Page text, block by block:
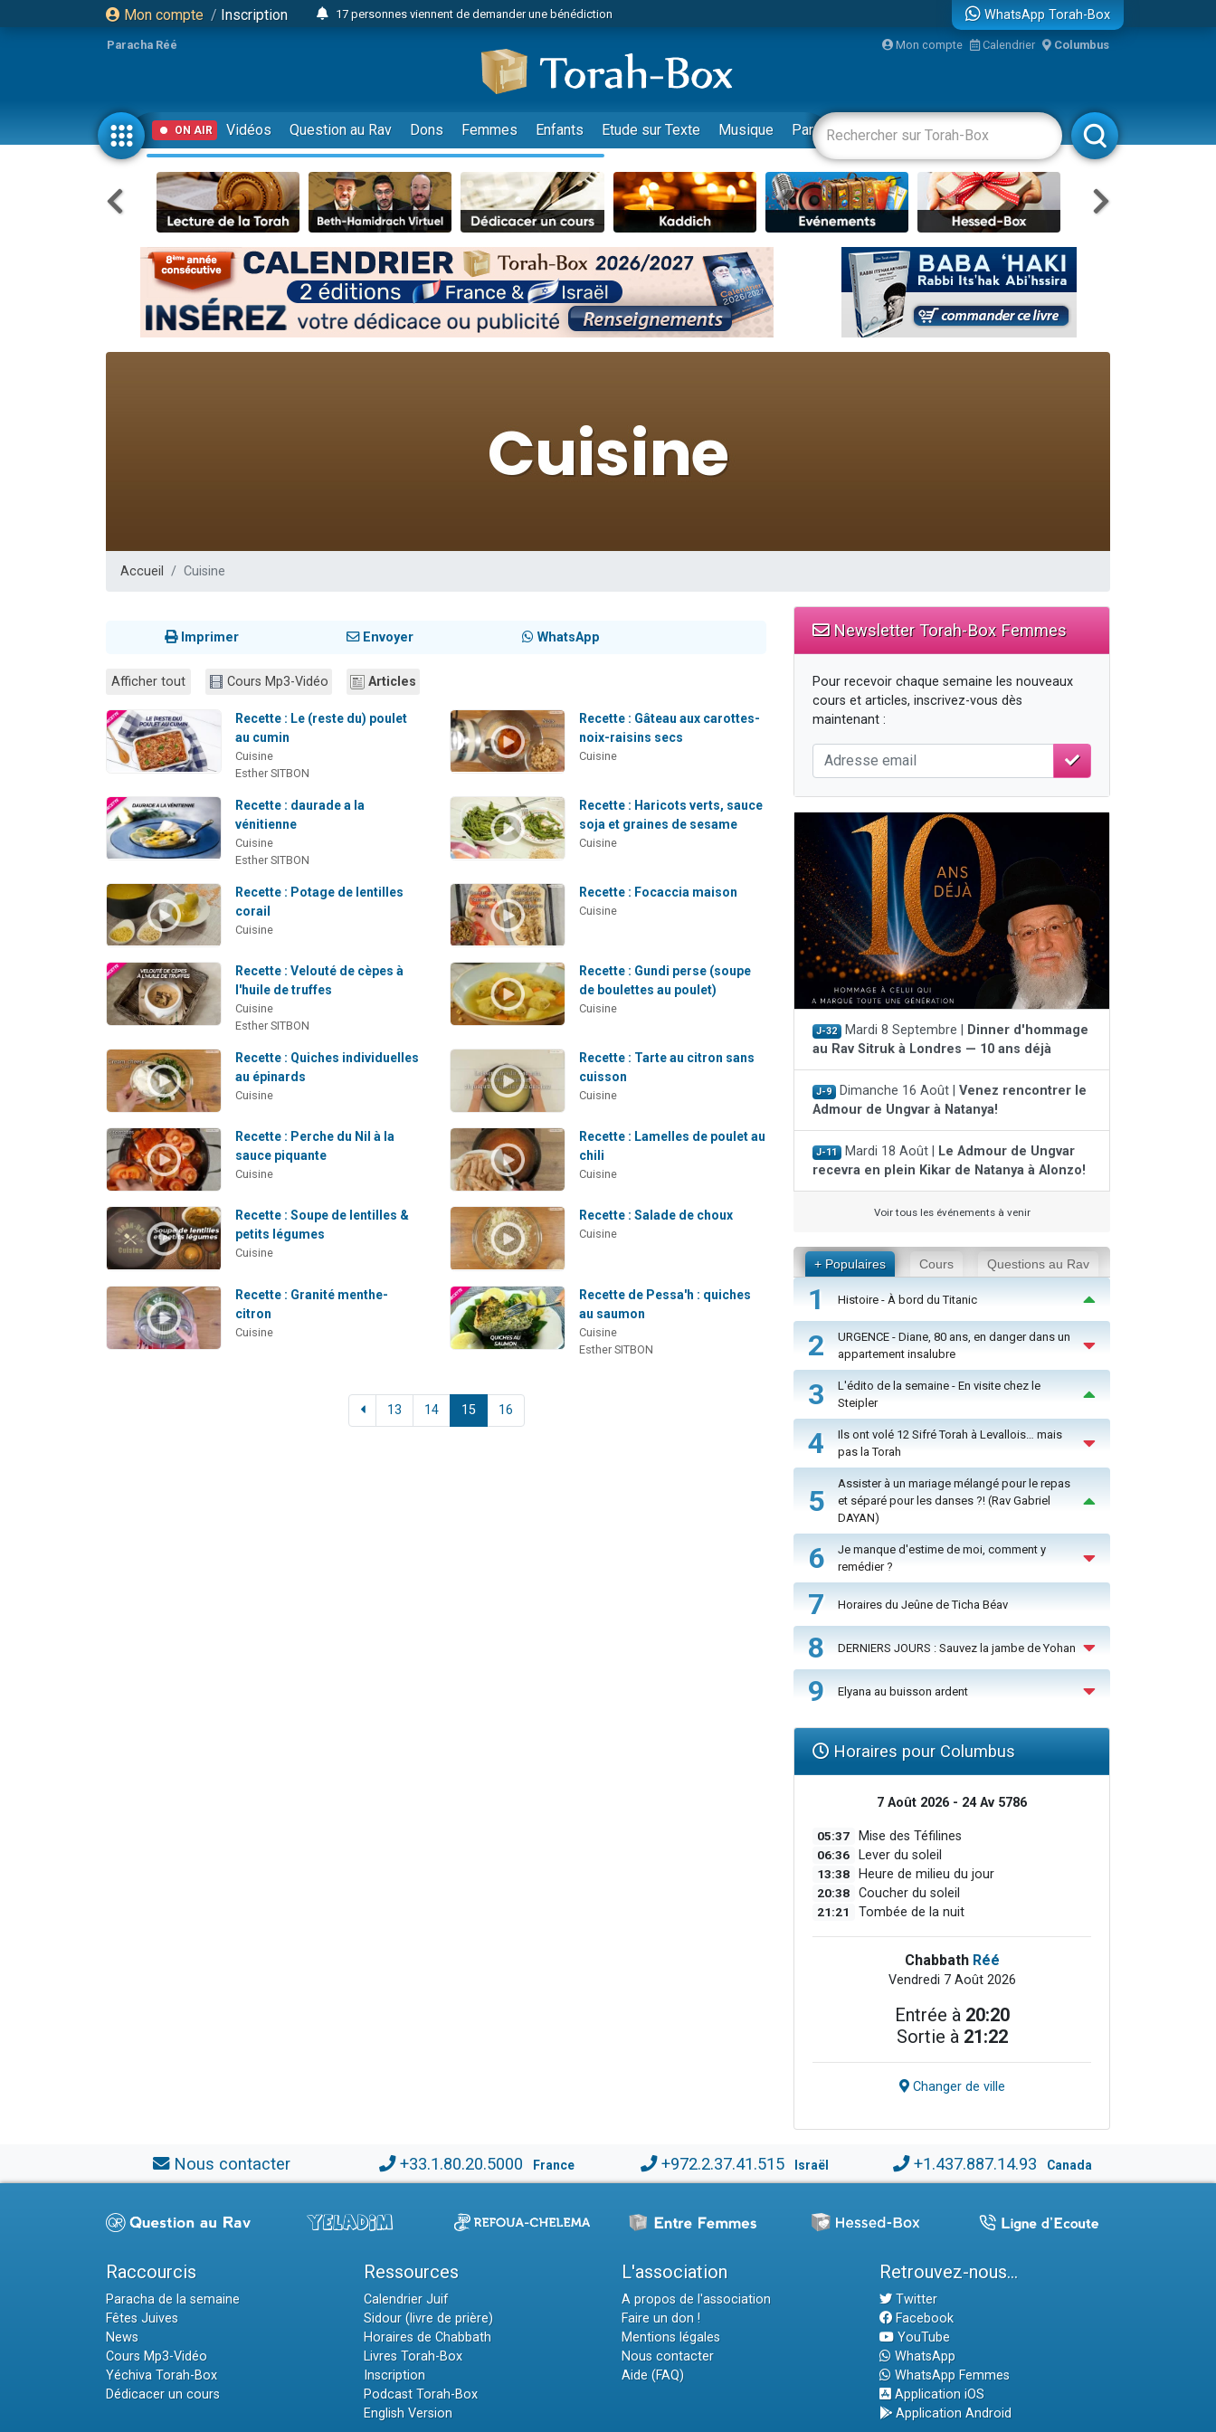
Mon compte / Inscription
17 personnes viennent de demander une bénédiction
23 personnes viennent de faire un don pour Diane, 80 ans, dans un appartement insalubre
Eva vient de donner son Maasser
4 personnes viennent de nous rejoindre sur WhatsApp
3 personnes viennent de nous rejoindre sur WhatsApp
Odaya vient de donner son Maasser
3 personnes viennent de faire un don pour 5 jours de vacances aux Orphelins
2 personnes viennent de nous rejoindre sur WhatsApp
13 personnes viennent de demander une bénédiction
Il reste 49 places pour étudier en groupe sur Zoom
30 personnes viennent de faire un don pour Sauvez la jambe de Yohan
12 nouvelles musiques dans Torah-Box Music
2 nouvelles musiques dans Torah-Box Music
8 personnes viennent de faire un don pour Tsédaka : pauvres d'Israel
WhatsApp Torah-Box
Paracha Réé Mon compte Calendrier Columbus
ON AIR Vidéos Question au Rav Dons Femmes Enfants Etude sur Texte Musique Paracha Divertissements Livres Rabbanim
Accueil Cuisine
Imprimer Envoyer WhatsApp
Afficher tout Cours Mp3-Vidéo Articles
Recette : Le (reste du) poulet
au cumin
Cuisine
Esther SITBON
Recette : Gâteau aux carottes-
noix-raisins secs
Cuisine
Recette : daurade a la
vénitienne
Cuisine
Esther SITBON
Recette : Haricots verts, sauce
soja et graines de sesame
Cuisine
Recette : Potage de lentilles
corail
Cuisine
Recette : Focaccia maison
Cuisine
Recette : Velouté de cèpes à
l'huile de truffes
Cuisine
Esther SITBON
Recette : Gundi perse (soupe
de boulettes au poulet)
Cuisine
Recette : Quiches individuelles
au épinards
Cuisine
Recette : Tarte au citron sans
cuisson
Cuisine
Recette : Perche du Nil à la
sauce piquante
Cuisine
Recette : Lamelles de poulet au
chili
Cuisine
Recette : Soupe de lentilles &
petits légumes
Cuisine
Recette : Salade de choux
Cuisine
Recette : Granité menthe-
citron
Cuisine
Recette de Pessa'h : quiches
au saumon
Cuisine
Esther SITBON
13 14 15 16
Newsletter Torah-Box Femmes
Pour recevoir chaque semaine les nouveaux
cours et articles, inscrivez-vous dès
maintenant :
J-32 Mardi 8 Septembre |
Dinner d'hommage
au Rav Sitruk à Londres — 10 ans déjà
J-9 Dimanche 16 Août | Venez rencontrer le
Admour de Ungvar à Natanya!
J-11 Mardi 18 Août |
Le Admour de Ungvar
recevra en plein Kikar de Natanya à Alonzo!
Voir tous les événements à venir
+ Populaires Cours Questions au Rav
1 Histoire - À bord du Titanic
2
URGENCE - Diane, 80 ans, en danger dans un
appartement insalubre
3
L'édito de la semaine - En visite chez le
Steipler
4
Ils ont volé 12 Sifré Torah à Levallois… mais
pas la Torah
5
Assister à un mariage mélangé pour le repas
et séparé pour les danses ?! (Rav Gabriel
DAYAN)
6
Je manque d'estime de moi, comment y
remédier ?
7 Horaires du Jeûne de Ticha Béav
8 DERNIERS JOURS : Sauvez la jambe de Yohan
9 Elyana au buisson ardent
Horaires pour Columbus
7 Août 2026 - 24 Av 5786
05:37 Mise des Téfilines
06:36 Lever du soleil
13:38 Heure de milieu du jour
20:38 Coucher du soleil
21:21 Tombée de la nuit
Chabbath Réé
Vendredi 7 Août 2026
Entrée à 20:20
Sortie à 21:22
Changer de ville
Nous contacter +33.1.80.20.5000 France +972.2.37.41.515 Israël +1.437.887.14.93 Canada
Raccourcis
Paracha de la semaine
Fêtes Juives
News
Cours Mp3-Vidéo
Yéchiva Torah-Box
Dédicacer un cours
Ressources
Calendrier Juif
Sidour (livre de prière)
Horaires de Chabbath
Livres Torah-Box
Inscription
Podcast Torah-Box
English Version
L'association
A propos de l'association
Faire un don !
Mentions légales
Nous contacter
Aide (FAQ)
Retrouvez-nous...
Twitter
Facebook
YouTube
WhatsApp
WhatsApp Femmes
Application iOS
Application Android